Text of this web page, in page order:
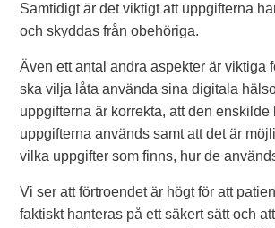
Samtidigt är det viktigt att uppgifterna
och skyddas från obehöriga.
Även ett antal andra aspekter är viktiga
ska vilja låta använda sina digitala
uppgifterna är korrekta, att den enskilde
uppgifterna används samt att det är
vilka uppgifter som finns, hur de
Vi ser att förtroendet är högt för att
faktiskt hanteras på ett säkert sätt och